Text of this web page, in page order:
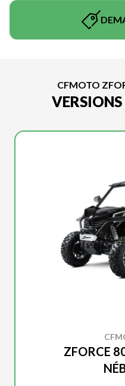
CFMOTO
ZFORCE